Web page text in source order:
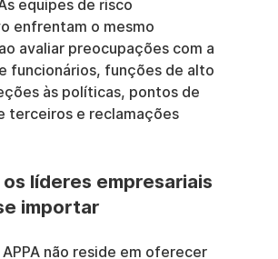
equipes de risco
enfrentam o mesmo
avaliar preocupações com a
funcionários, funções de alto
às políticas, pontos de
terceiros e reclamações
líderes empresariais
importar
não reside em oferecer